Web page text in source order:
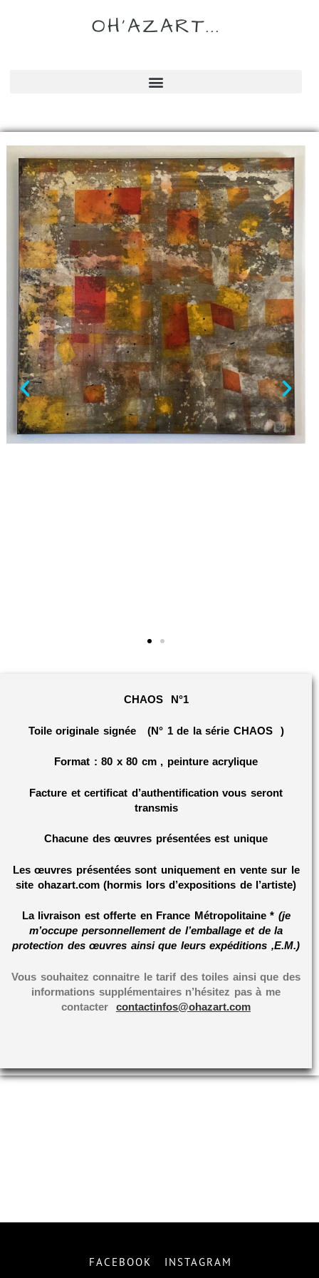
OH'AZART...
CHAOS N°1
Toile originale signée (N° 1 de la série CHAOS )
Format : 80 x 80 cm , peinture acrylique
Facture et certificat d’authentification vous seront
transmis
Chacune des œuvres présentées est unique
Les œuvres présentées sont uniquement en vente sur le
site ohazart.com (hormis lors d’expositions de l’artiste)
La livraison est offerte en France Métropolitaine * (je
m’occupe personnellement de l’emballage et de la
protection des œuvres ainsi que leurs expéditions ,E.M.)
Vous souhaitez connaitre le tarif des toiles ainsi que des
informations supplémentaires n’hésitez pas à me
contacter contactinfos@ohazart.com
FACEBOOK INSTAGRAM